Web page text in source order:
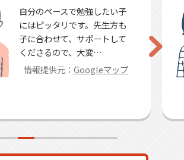
自分のペースで勉強したい子
にはピッタリです。先生方も
子に合わせて、サポートして
くださるので、大変…
情報提供元： Googleマップ